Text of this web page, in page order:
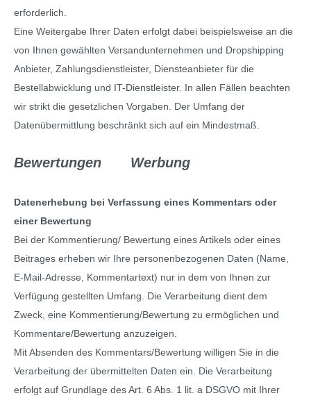
erforderlich.
Eine Weitergabe Ihrer Daten erfolgt dabei beispielsweise an die
von Ihnen gewählten Versandunternehmen und Dropshipping
Anbieter, Zahlungsdienstleister, Diensteanbieter für die
Bestellabwicklung und IT-Dienstleister. In allen Fällen beachten
wir strikt die gesetzlichen Vorgaben. Der Umfang der
Datenübermittlung beschränkt sich auf ein Mindestmaß.
Bewertungen Werbung
Datenerhebung bei Verfassung eines Kommentars oder
einer Bewertung
Bei der Kommentierung/ Bewertung eines Artikels oder eines
Beitrages erheben wir Ihre personenbezogenen Daten (Name,
E-Mail-Adresse, Kommentartext) nur in dem von Ihnen zur
Verfügung gestellten Umfang. Die Verarbeitung dient dem
Zweck, eine Kommentierung/Bewertung zu ermöglichen und
Kommentare/Bewertung anzuzeigen.
Mit Absenden des Kommentars/Bewertung willigen Sie in die
Verarbeitung der übermittelten Daten ein. Die Verarbeitung
erfolgt auf Grundlage des Art. 6 Abs. 1 lit. a DSGVO mit Ihrer